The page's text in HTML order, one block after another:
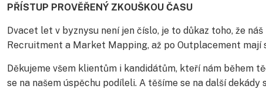
PŘÍSTUP PROVĚŘENÝ ZKOUŠKOU ČASU
Dvacet let v byznysu není jen číslo, je to důkaz toho, že
Recruitment a Market Mapping, až po Outplacement
Děkujeme všem klientům i kandidátům, kteří nám během
se na našem úspěchu podíleli. A těšíme se na další dekády